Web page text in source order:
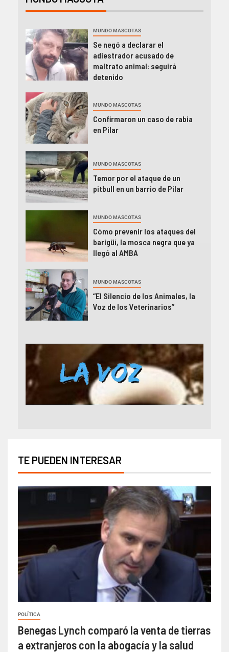
MUNDO MASCOTAS
Se negó a declarar el
adiestrador acusado de
maltrato animal: seguirá
detenido
MUNDO MASCOTAS
Confirmaron un caso de rabia
en Pilar
MUNDO MASCOTAS
Temor por el ataque de un
pitbull en un barrio de Pilar
MUNDO MASCOTAS
Cómo prevenir los ataques del
barigüí, la mosca negra que ya
llegó al AMBA
MUNDO MASCOTAS
“El Silencio de los Animales, la
Voz de los Veterinarios”
TE PUEDEN INTERESAR
POLÍTICA
Benegas Lynch comparó la venta de tierras
a extranjeros con la abogacía y la salud